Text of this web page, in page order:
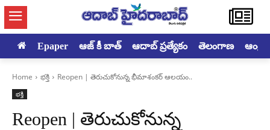
Epaper ఆజ్ కీ బాత్ ఆదాబ్ ప్రత్యేకం తెలంగాణ
Home భక్తి Reopen | తెరుచుకోనున్న భీమాశంకర్ ఆలయం..
భక్తి
Reopen | తెరుచుకోనున్న